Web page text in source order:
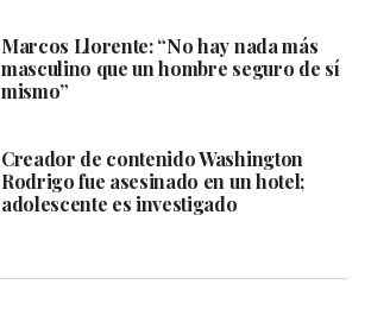
Marcos Llorente: “No hay nada más
masculino que un hombre seguro de sí
mismo”
Creador de contenido Washington
Rodrigo fue asesinado en un hotel;
adolescente es investigado